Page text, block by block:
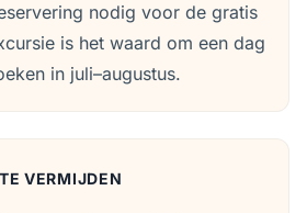
nodig voor de gratis
is het waard om een dag
in juli–augustus.
VERMIJDEN